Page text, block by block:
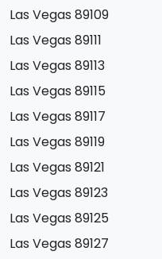
Las Vegas 89109
Las Vegas 89111
Las Vegas 89113
Las Vegas 89115
Las Vegas 89117
Las Vegas 89119
Las Vegas 89121
Las Vegas 89123
Las Vegas 89125
Las Vegas 89127